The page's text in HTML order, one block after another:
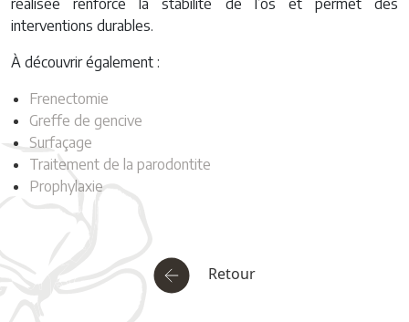
réalisée renforce la stabilité de l’os et permet des
interventions durables.
À découvrir également :
Frenectomie
Greffe de gencive
Surfaçage
Traitement de la parodontite
Prophylaxie
Retour